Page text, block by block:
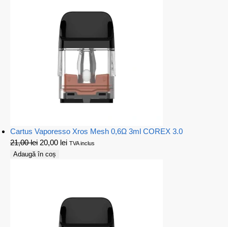
Cartus Vaporesso Xros Mesh 0,6Ω 3ml COREX 3.0
21,00lei 20,00 lei TVA inclus
Adaugă în coș